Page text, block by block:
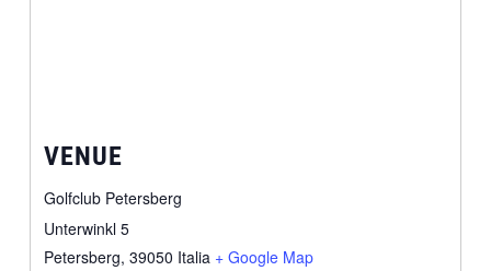
VENUE
Golfclub Petersberg
Unterwinkl 5
Petersberg, 39050 Italia + Google Map